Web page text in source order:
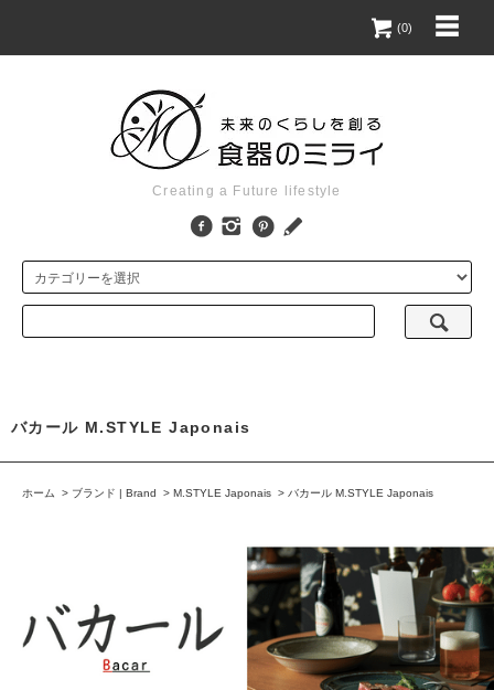
(0)
Creating a Future lifestyle
バカール M.STYLE Japonais
ホーム > ブランド | Brand > M.STYLE Japonais > バカール M.STYLE Japonais